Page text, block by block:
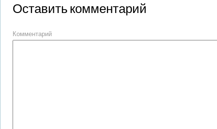
Оставить комментарий
Комментарий